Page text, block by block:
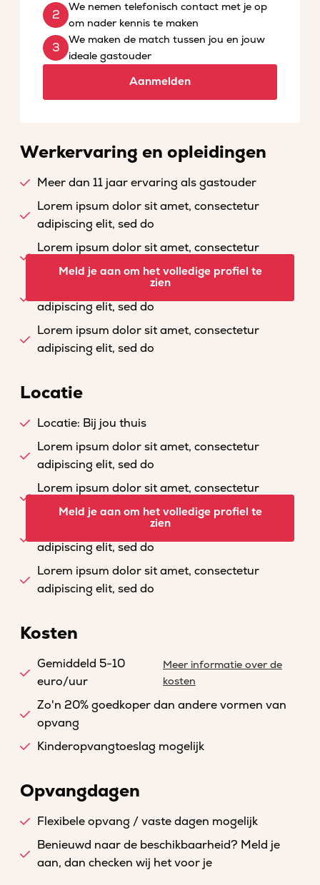
We nemen telefonisch contact met je op
om nader kennis te maken
We maken de match tussen jou en jouw
ideale gastouder
Aanmelden
Werkervaring en opleidingen
Meer dan 11 jaar ervaring als gastouder
Lorem ipsum dolor sit amet, consectetur
adipiscing elit, sed do
Lorem ipsum dolor sit amet, consectetur
adipiscing elit, sed do
Lorem ipsum dolor sit amet, consectetur
adipiscing elit, sed do
Lorem ipsum dolor sit amet, consectetur
adipiscing elit, sed do
Meld je aan om het volledige profiel te
zien
Locatie
Locatie: Bij jou thuis
Lorem ipsum dolor sit amet, consectetur
adipiscing elit, sed do
Lorem ipsum dolor sit amet, consectetur
adipiscing elit, sed do
Lorem ipsum dolor sit amet, consectetur
adipiscing elit, sed do
Lorem ipsum dolor sit amet, consectetur
adipiscing elit, sed do
Meld je aan om het volledige profiel te
zien
Kosten
Gemiddeld 5-10
euro/uur
Meer informatie over de
kosten
Zo'n 20% goedkoper dan andere vormen van
opvang
Kinderopvangtoeslag mogelijk
Opvangdagen
Flexibele opvang / vaste dagen mogelijk
Benieuwd naar de beschikbaarheid? Meld je
aan, dan checken wij het voor je